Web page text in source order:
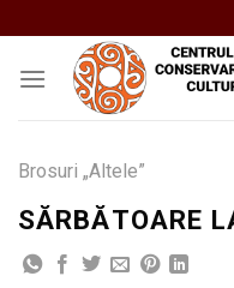
to
content
Brosuri „Altele”
SĂRBĂTOARE